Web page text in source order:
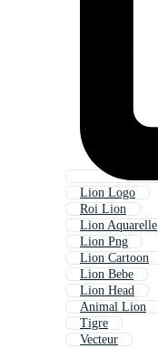
Lion Logo
Roi Lion
Lion Aquarelle
Lion Png
Lion Cartoon
Lion Bebe
Lion Head
Animal Lion
Tigre
Vecteur